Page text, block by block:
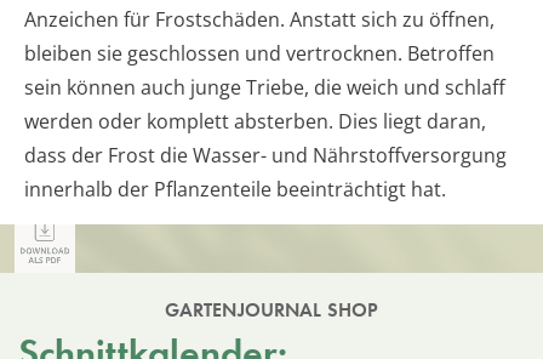
Anzeichen für Frostschäden. Anstatt sich zu öffnen,
bleiben sie geschlossen und vertrocknen. Betroffen
sein können auch junge Triebe, die weich und schlaff
werden oder komplett absterben. Dies liegt daran,
dass der Frost die Wasser- und Nährstoffversorgung
innerhalb der Pflanzenteile beeinträchtigt hat.
GARTENJOURNAL SHOP